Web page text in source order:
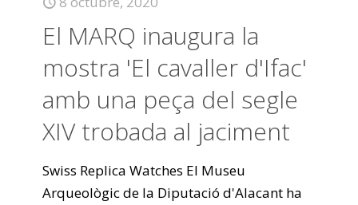
El MARQ inaugura la
mostra 'El cavaller d'Ifac'
amb una peça del segle
XIV trobada al jaciment
Swiss Replica Watches El Museu
Arqueològic de la Diputació d'Alacant ha